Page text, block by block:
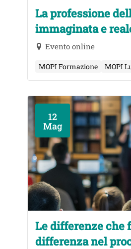
La professione
immaginata e
confronto
Evento online
MOPI Formazione MOPI
12
Mag
Le differenze che
differenza nel